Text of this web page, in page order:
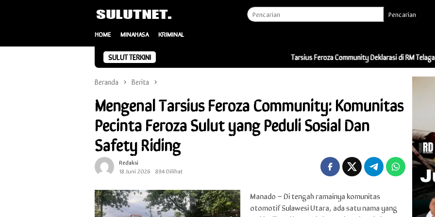
Pencarian
HOME MINAHASA KRIMINAL
SULUT TERKINI Tarsius Feroza Community Deklarasi di RM Telaga Indah: “Ini
Beranda Berita
Mengenal Tarsius Feroza Community: Komunitas
Pecinta Feroza Sulut yang Peduli Sosial Dan
Safety Riding
Redaksi
18 Juni 2026
894 Dilihat
Manado – Di tengah ramainya komunitas
otomotif Sulawesi Utara, ada satu nama yang